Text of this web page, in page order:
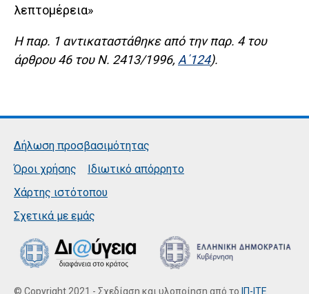
λεπτομέρεια»
Η παρ. 1 αντικαταστάθηκε από την παρ. 4 του
άρθρου 46 του Ν. 2413/1996, Α΄124).
Δήλωση προσβασιμότητας
Όροι χρήσης
Ιδιωτικό απόρρητο
Χάρτης ιστότοπου
Σχετικά με εμάς
© Copyright 2021 - Σχεδίαση και υλοποίηση από το ΙΠ-ΙΤΕ